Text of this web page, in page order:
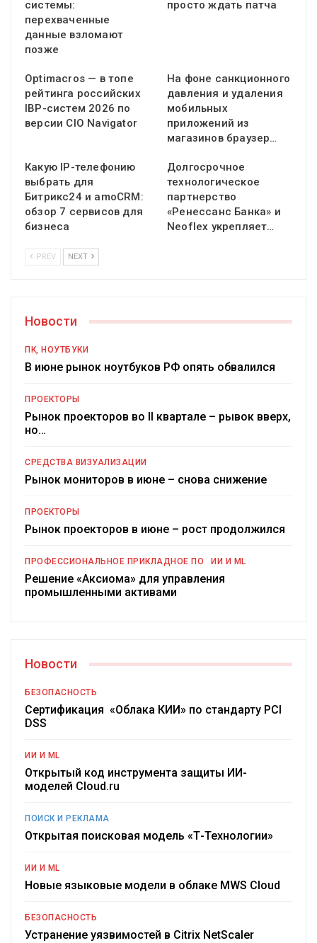
системы:
перехваченные
данные взломают
позже
просто ждать патча
Optimacros — в топе
рейтинга российских
IBP-систем 2026 по
версии CIO Navigator
На фоне санкционного
давления и удаления
мобильных
приложений из
магазинов браузер…
Какую IP-телефонию
выбрать для
Битрикс24 и amoCRM:
обзор 7 сервисов для
бизнеса
Долгосрочное
технологическое
партнерство
«Ренессанс Банка» и
Neoflex укрепляет…
PREV NEXT
Новости
ПК, НОУТБУКИ
В июне рынок ноутбуков РФ опять обвалился
ПРОЕКТОРЫ
Рынок проекторов во II квартале – рывок вверх,
но…
СРЕДСТВА ВИЗУАЛИЗАЦИИ
Рынок мониторов в июне – снова снижение
ПРОЕКТОРЫ
Рынок проекторов в июне – рост продолжился
ПРОФЕССИОНАЛЬНОЕ ПРИКЛАДНОЕ ПО ИИ И ML
Решение «Аксиома» для управления
промышленными активами
Новости
БЕЗОПАСНОСТЬ
Сертификация «Облака КИИ» по стандарту PCI
DSS
ИИ И ML
Открытый код инструмента защиты ИИ-
моделей Cloud.ru
ПОИСК И РЕКЛАМА
Открытая поисковая модель «Т-Технологии»
ИИ И ML
Новые языковые модели в облаке MWS Cloud
БЕЗОПАСНОСТЬ
Устранение уязвимостей в Citrix NetScaler